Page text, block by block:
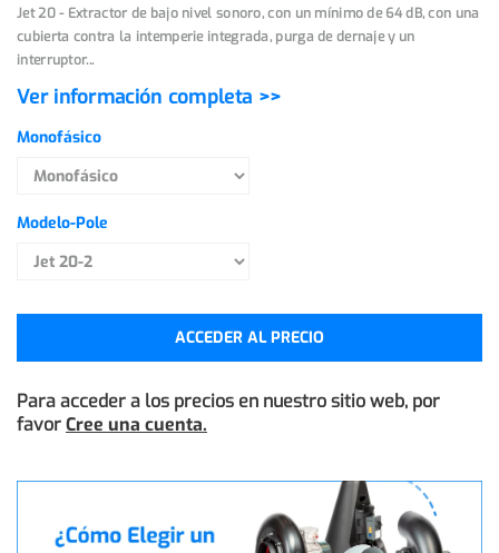
Jet 20 - Extractor de bajo nivel sonoro, con un mínimo de 64 dB, con una
cubierta contra la intemperie integrada, purga de dernaje y un
interruptor...
Ver información completa >>
Monofásico
Modelo-Pole
ACCEDER AL PRECIO
Para acceder a los precios en nuestro sitio web, por
favorCree una cuenta.